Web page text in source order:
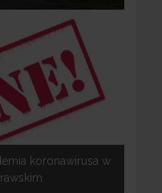
koronawirusa w